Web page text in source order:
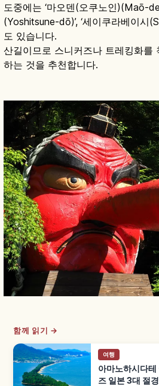
도중에는 ‘마오덴(오쿠노인)(Maō-
(Yoshitsune-dō)’, ‘세이쿠라베이시
도 있습니다.
산길이므로 스니커즈나 트레킹화를
하는 것을 추천합니다.
함께 읽기 →
여행
아마노하시다
즈 일본 3대 절